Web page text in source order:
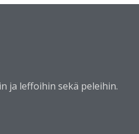
ja leffoihin sekä peleihin.